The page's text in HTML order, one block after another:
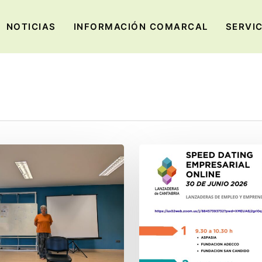
NOTICIAS INFORMACIÓN COMARCAL
Rueda
Competencias
conecta